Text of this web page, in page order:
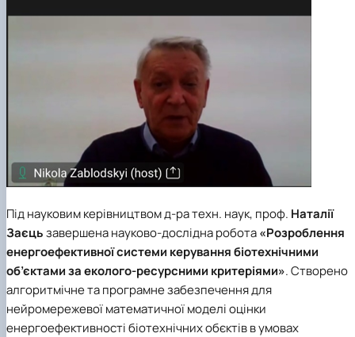
Під науковим керівництвом д-ра техн. наук, проф. Наталії
Заєцьзавершена науково-дослідна робота«Розроблення
енергоефективної системи керування біотехнічними
об’єктами за еколого-ресурсними критеріями». Створено
алгоритмічне та програмне забезпечення для
нейромережевої математичної моделі оцінки
енергоефективності біотехнічних обєктів в умовах